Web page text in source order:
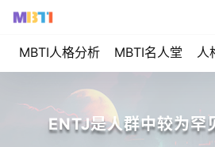
MBTI人格分析 MBTI名人堂 人
ENTJ是人群中较为罕